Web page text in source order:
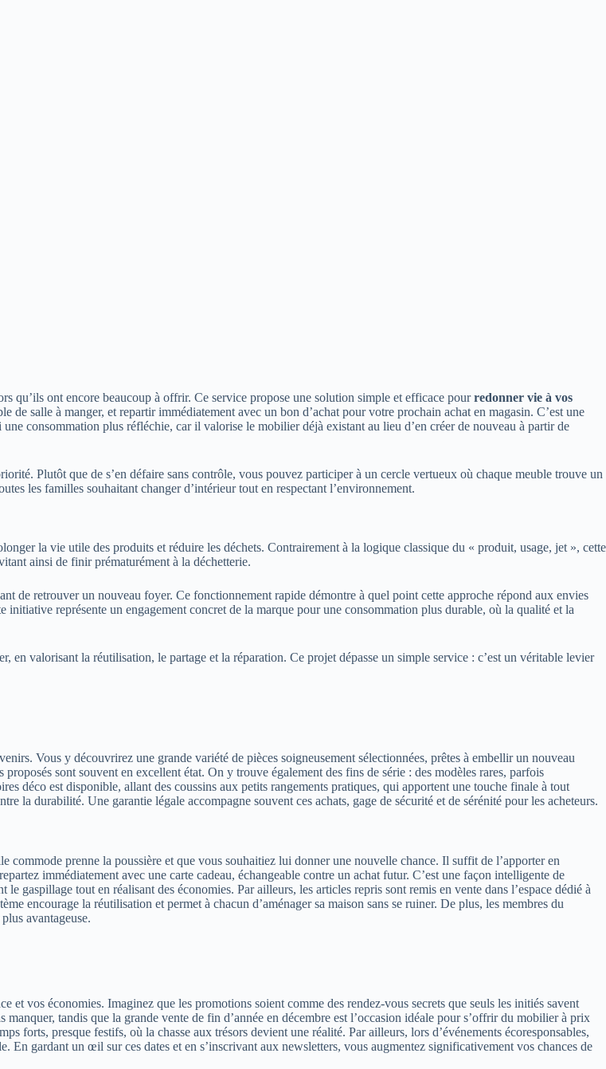
qu’ils ont encore beaucoup à offrir. Ce service propose une solution simple et efficace pourredonner vie à vos
salle à manger, et repartir immédiatement avec un bon d’achat pour votre prochain achat en magasin. C’est une
consommation plus réfléchie, car il valorise le mobilier déjà existant au lieu d’en créer de nouveau à partir de
Plutôt que de s’en défaire sans contrôle, vous pouvez participer à un cercle vertueux où chaque meuble trouve un
les familles souhaitant changer d’intérieur tout en respectant l’environnement.
la vie utile des produits et réduire les déchets. Contrairement à la logique classique du « produit, usage, jet », cette
ainsi de finir prématurément à la déchetterie.
de retrouver un nouveau foyer. Ce fonctionnement rapide démontre à quel point cette approche répond aux envies
représente un engagement concret de la marque pour une consommation plus durable, où la qualité et la
en valorisant la réutilisation, le partage et la réparation. Ce projet dépasse un simple service : c’est un véritable levier
Vous y découvrirez une grande variété de pièces soigneusement sélectionnées, prêtes à embellir un nouveau
sont souvent en excellent état. On y trouve également des fins de série : des modèles rares, parfois
déco est disponible, allant des coussins aux petits rangements pratiques, qui apportent une touche finale à tout
la durabilité. Une garantie légale accompagne souvent ces achats, gage de sécurité et de sérénité pour les acheteurs.
prenne la poussière et que vous souhaitiez lui donner une nouvelle chance. Il suffit de l’apporter en
immédiatement avec une carte cadeau, échangeable contre un achat futur. C’est une façon intelligente de
gaspillage tout en réalisant des économies. Par ailleurs, les articles repris sont remis en vente dans l’espace dédié à
encourage la réutilisation et permet à chacun d’aménager sa maison sans se ruiner. De plus, les membres du
avantageuse.
vos économies. Imaginez que les promotions soient comme des rendez-vous secrets que seuls les initiés savent
tandis que la grande vente de fin d’année en décembre est l’occasion idéale pour s’offrir du mobilier à prix
forts, presque festifs, où la chasse aux trésors devient une réalité. Par ailleurs, lors d’événements écoresponsables,
En gardant un œil sur ces dates et en s’inscrivant aux newsletters, vous augmentez significativement vos chances de